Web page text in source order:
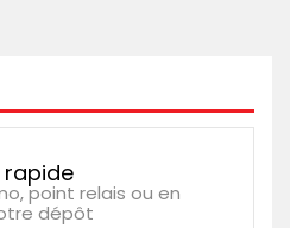
rapide
point relais ou en
dépôt